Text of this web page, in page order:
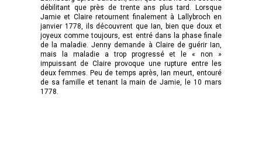
débilitant que près de trente ans plus tard. Lorsque
Jamie et Claire retournent finalement à Lallybroch en
janvier 1778, ils découvrent que Ian, bien que doux et
joyeux comme toujours, est entré dans la phase finale
de la maladie. Jenny demande à Claire de guérir Ian,
mais la maladie a trop progressé et le « non »
impuissant de Claire provoque une rupture entre les
deux femmes. Peu de temps après, Ian meurt, entouré
de sa famille et tenant la main de Jamie, le 10 mars
1778.